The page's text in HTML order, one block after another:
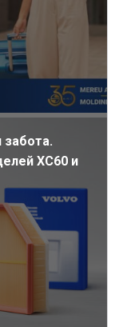
забота.
XC60 и